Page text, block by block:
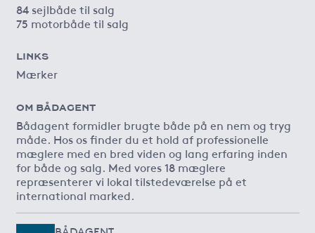
84 sejlbåde til salg
75 motorbåde til salg
LINKS
Mærker
OM BÅDAGENT
Bådagent formidler brugte både på en nem og tryg
måde. Hos os finder du et hold af professionelle
mæglere med en bred viden og lang erfaring inden
for både og salg. Med vores 18 mæglere
repræsenterer vi lokal tilstedeværelse på et
international marked.